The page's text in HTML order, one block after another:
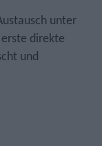
unter
direkte
und